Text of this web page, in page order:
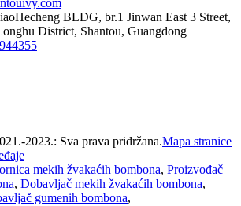
BLDG, br.1 Jinwan East 3 Street,
District, Shantou, Guangdong
2023.: Sva prava pridržana.Mapa stranice
mekih žvakaćih bombona, Proizvođač
, Dobavljač mekih žvakaćih bombona,
gumenih bombona,